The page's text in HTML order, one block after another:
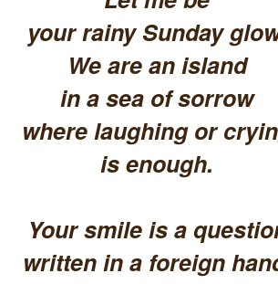
your rainy Sunday
We are an island
in a sea of sorrow
where laughing or
is enough.
Your smile is a
written in a foreign